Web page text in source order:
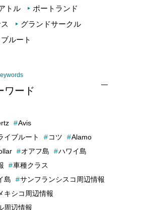
トル
ポートランド
グランドサークル
ルート
ワード
Avis
イブルート コツ
Alamo
オアフ島
ハワイ島
車種クラス
島
サンフランシスコ周辺情報
キシコ周辺情報
周辺情報